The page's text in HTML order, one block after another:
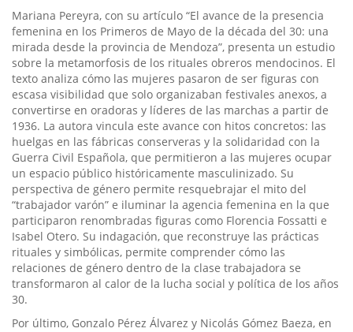
Mariana Pereyra, con su artículo “El avance de la presencia
femenina en los Primeros de Mayo de la década del 30: una
mirada desde la provincia de Mendoza”, presenta un estudio
sobre la metamorfosis de los rituales obreros mendocinos. El
texto analiza cómo las mujeres pasaron de ser figuras con
escasa visibilidad que solo organizaban festivales anexos, a
convertirse en oradoras y líderes de las marchas a partir de
1936. La autora vincula este avance con hitos concretos: las
huelgas en las fábricas conserveras y la solidaridad con la
Guerra Civil Española, que permitieron a las mujeres ocupar
un espacio público históricamente masculinizado. Su
perspectiva de género permite resquebrajar el mito del
“trabajador varón” e iluminar la agencia femenina en la que
participaron renombradas figuras como Florencia Fossatti e
Isabel Otero. Su indagación, que reconstruye las prácticas
rituales y simbólicas, permite comprender cómo las
relaciones de género dentro de la clase trabajadora se
transformaron al calor de la lucha social y política de los años
30.
Por último, Gonzalo Pérez Álvarez y Nicolás Gómez Baeza, en